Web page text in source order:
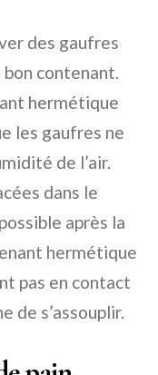
des gaufres
contenant.
hermétique
les gaufres ne
de l’air.
dans le
après la
hermétique
pas en contact
de s’assouplir.